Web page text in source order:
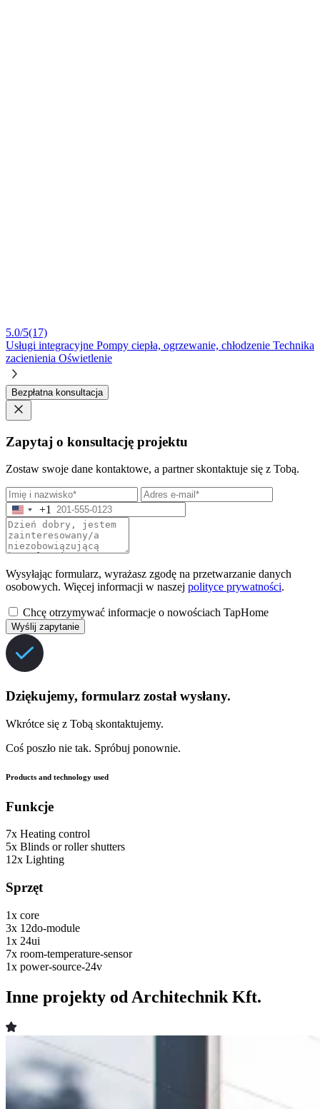
5.0/5(17)
Usługi integracyjne Pompy ciepła, ogrzewanie, chłodzenie Technika
zacienienia Oświetlenie
Bezpłatna konsultacja
Zapytaj o konsultację projektu
Zostaw swoje dane kontaktowe, a partner skontaktuje się z Tobą.
+1
Wysyłając formularz, wyrażasz zgodę na przetwarzanie danych
osobowych. Więcej informacji w naszej polityce prywatności.
Chcę otrzymywać informacje o nowościach TapHome
Wyślij zapytanie
Dziękujemy, formularz został wysłany.
Wkrótce się z Tobą skontaktujemy.
Coś poszło nie tak. Spróbuj ponownie.
Products and technology used
Funkcje
7x Heating control
5x Blinds or roller shutters
12x Lighting
Sprzęt
1x core
3x 12do-module
1x 24ui
7x room-temperature-sensor
1x power-source-24v
Inne projekty od Architechnik Kft.